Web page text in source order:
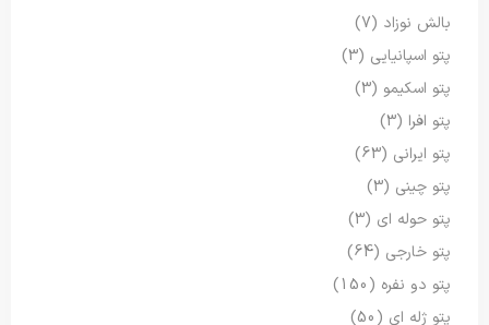
بالش نوزاد (7)
پتو اسپانیایی (3)
پتو اسکیمو (3)
پتو افرا (3)
پتو ایرانی (63)
پتو چینی (3)
پتو حوله ای (3)
پتو خارجی (64)
پتو دو نفره (150)
پتو ژله ای (50)